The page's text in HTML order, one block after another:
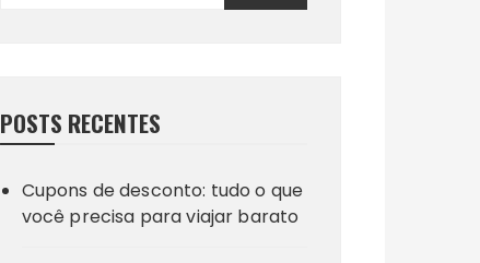
POSTS RECENTES
Cupons de desconto: tudo o que
você precisa para viajar barato